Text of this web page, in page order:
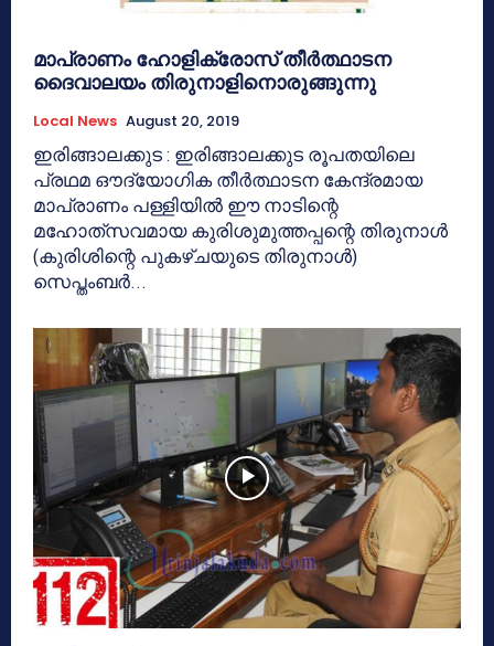
മാപ്രാണം ഹോളിക്രോസ് തീര്‍ത്ഥാടന
ദൈവാലയം തിരുനാളിനൊരുങ്ങുന്നു
Local News August 20, 2019
ഇരിങ്ങാലക്കുട : ഇരിങ്ങാലക്കുട രൂപതയിലെ
പ്രഥമ ഔദ്യോഗിക തീര്‍ത്ഥാടന കേന്ദ്രമായ
മാപ്രാണം പള്ളിയില്‍ ഈ നാടിന്റെ
മഹോത്‌സവമായ കുരിശുമുത്തപ്പന്റെ തിരുനാള്‍
(കുരിശിന്റെ പുകഴ്ചയുടെ തിരുനാള്‍)
സെപ്തംബര്‍...